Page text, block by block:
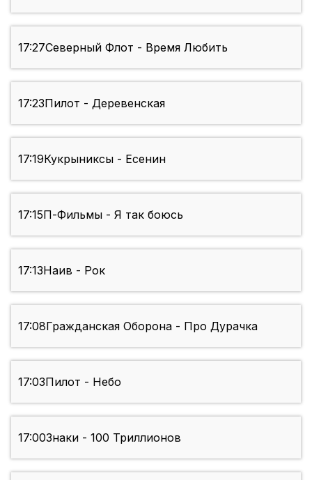
17:27Северный Флот - Время Любить
17:23Пилот - Деревенская
17:19Кукрыниксы - Есенин
17:15П-Фильмы - Я так боюсь
17:13Наив - Рок
17:08Гражданская Оборона - Про Дурачка
17:03Пилот - Небо
17:00Знаки - 100 Триллионов